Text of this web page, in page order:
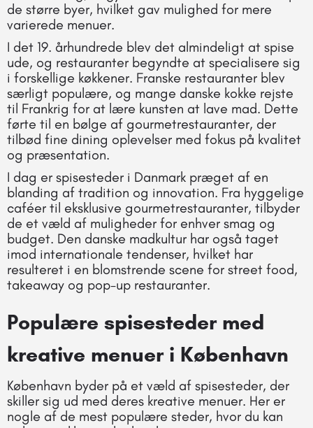
de større byer, hvilket gav mulighed for mere
varierede menuer.
I det 19. århundrede blev det almindeligt at spise
ude, og restauranter begyndte at specialisere sig
i forskellige køkkener. Franske restauranter blev
særligt populære, og mange danske kokke rejste
til Frankrig for at lære kunsten at lave mad. Dette
førte til en bølge af gourmetrestauranter, der
tilbød fine dining oplevelser med fokus på kvalitet
og præsentation.
I dag er spisesteder i Danmark præget af en
blanding af tradition og innovation. Fra hyggelige
caféer til eksklusive gourmetrestauranter, tilbyder
de et væld af muligheder for enhver smag og
budget. Den danske madkultur har også taget
imod internationale tendenser, hvilket har
resulteret i en blomstrende scene for street food,
takeaway og pop-up restauranter.
Populære spisesteder med
kreative menuer i København
København byder på et væld af spisesteder, der
skiller sig ud med deres kreative menuer. Her er
nogle af de mest populære steder, hvor du kan